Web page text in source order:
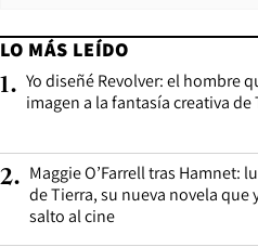
LO MÁS LEÍDO
1. Yo diseñé Revolver: el hombre
imagen a la fantasía creativa de
2. Maggie O’Farrell tras Hamnet:
de Tierra, su nueva novela que
salto al cine